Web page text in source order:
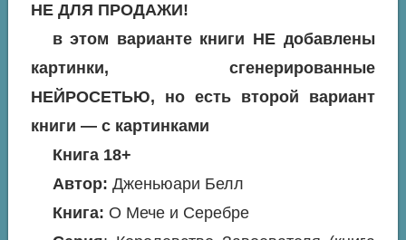
НЕ ДЛЯ ПРОДАЖИ!
в этом варианте книги НЕ добавлены
картинки, сгенерированные
НЕЙРОСЕТЬЮ, но есть второй вариант
книги — с картинками
Книга 18+
Автор: Дженьюари Белл
Книга: О Мече и Серебре